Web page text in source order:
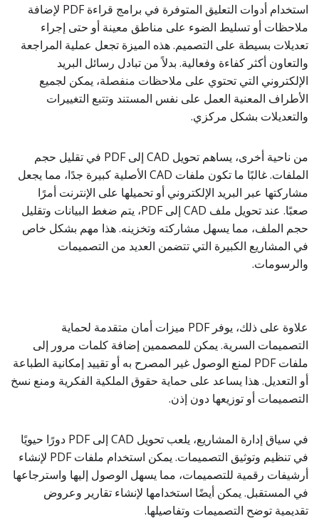
استخدام أدوات التعليق المتوفرة في برامج قراءة PDF لإضافة
ملاحظات أو تسليط الضوء على مناطق معينة أو حتى إجراء
تعديلات بسيطة على التصميم. هذه الميزة تجعل عملية المراجعة
والتعاون أكثر كفاءة وفعالية. بدلاً من تبادل رسائل البريد
الإلكتروني التي تحتوي على ملاحظات منفصلة، يمكن لجميع
الأطراف المعنية العمل على نفس المستند وتتبع التغييرات
والتعديلات بشكل مركزي.
من ناحية أخرى، يساهم تحويل CAD إلى PDF في تقليل حجم
الملفات. غالبًا ما تكون ملفات CAD الأصلية كبيرة جدًا، مما يجعل
مشاركتها عبر البريد الإلكتروني أو تحميلها على الإنترنت أمرًا
صعبًا. عند تحويل ملف CAD إلى PDF، يتم ضغط البيانات وتقليل
حجم الملف، مما يسهل مشاركته وتخزينه. هذا مهم بشكل خاص
في المشاريع الكبيرة التي تتضمن العديد من التصميمات
والرسومات.
علاوة على ذلك، يوفر PDF ميزات أمان متقدمة لحماية
التصميمات السرية. يمكن للمصممين إضافة كلمات مرور إلى
ملفات PDF لمنع الوصول غير المصرح به أو تقييد إمكانية الطباعة
أو التعديل. هذا يساعد على حماية حقوق الملكية الفكرية ومنع نسخ
التصميمات أو توزيعها دون إذن.
في سياق إدارة المشاريع، يلعب تحويل CAD إلى PDF دورًا حيويًا
في تنظيم وتوثيق التصميمات. يمكن استخدام ملفات PDF لإنشاء
أرشيفات رقمية للتصميمات، مما يسهل الوصول إليها واسترجاعها
في المستقبل. يمكن أيضًا استخدامها لإنشاء تقارير وعروض
تقديمية توضح التصميمات وتفاصيلها.